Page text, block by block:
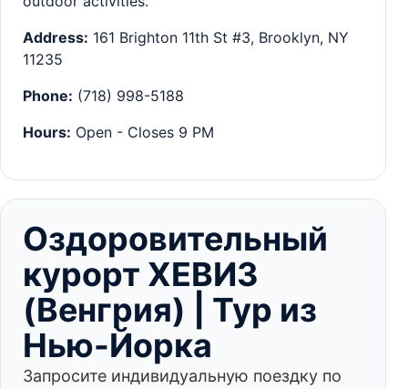
Address: 161 Brighton 11th St #3, Brooklyn, NY
11235
Phone: (718) 998-5188
Hours: Open - Closes 9 PM
Оздоровительный
курорт ХЕВИЗ
(Венгрия) | Тур из
Нью-Йорка
Запросите индивидуальную поездку по